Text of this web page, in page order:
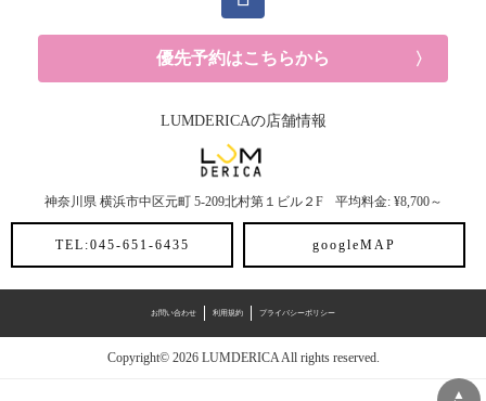
メンズ (40記事)
30代におすすめメニュー (6記事)
ヘアカラー (3記事)
施術メニュー (20記事)
優先予約はこちらから
LUMDERICAの店舗情報
神奈川県 横浜市中区元町 5-209北村第１ビル２F 平均料金: ¥8,700～
TEL:045-651-6435 googleMAP
お問い合わせ 利用規約 プライバシーポリシー
Copyright© 2026 LUMDERICA All rights reserved.
▲